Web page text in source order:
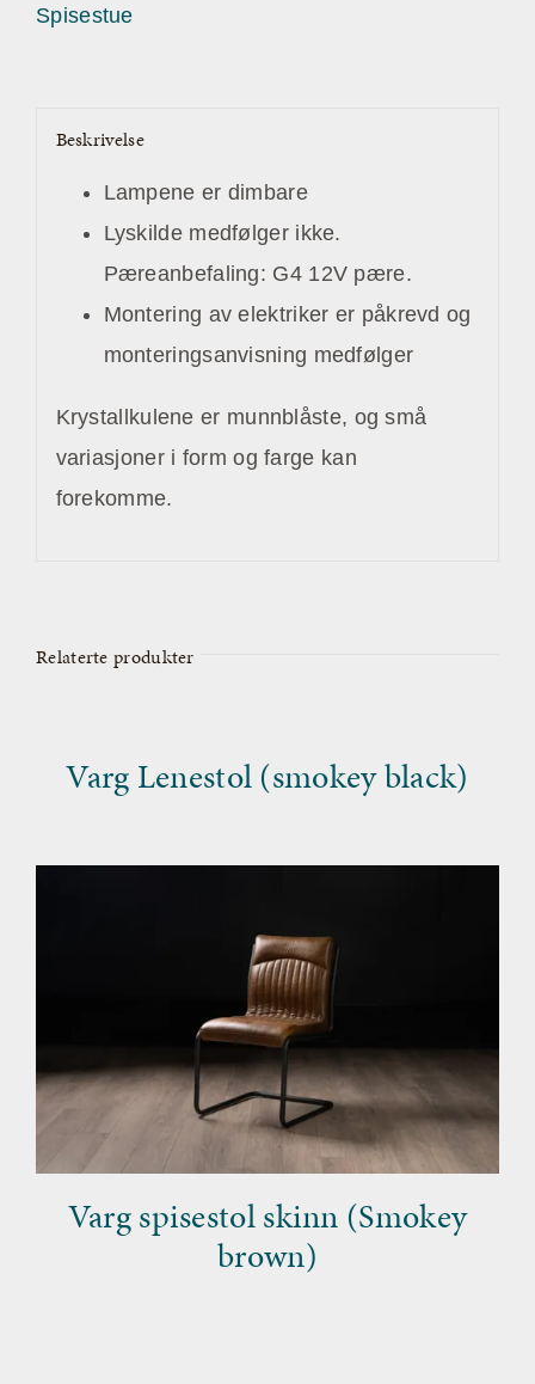
Spisestue
Beskrivelse
Lampene er dimbare
Lyskilde medfølger ikke.
Pæreanbefaling: G4 12V pære.
Montering av elektriker er påkrevd og
monteringsanvisning medfølger
Krystallkulene er munnblåste, og små
variasjoner i form og farge kan
forekomme.
Relaterte produkter
Varg Lenestol (smokey black)
Varg spisestol skinn (Smokey
brown)